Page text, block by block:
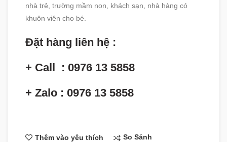
nhà trẻ, trường mầm non, khách sạn, nhà hàng có
khuôn viên cho bé.
Đặt hàng liên hệ :
+ Call : 0976 13 5858
+ Zalo : 0976 13 5858
Thêm vào yêu thích So Sánh